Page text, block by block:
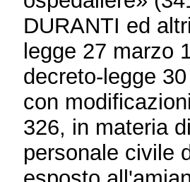
DURANTI ed
legge 27 marzo
decreto-legge
con
326, in materia
personale civile